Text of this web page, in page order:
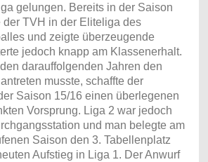
gelungen. Bereits in der Saison
der TVH in der Eliteliga des
und zeigte überzeugende
jedoch knapp am Klassenerhalt.
darauffolgenden Jahren den
musste, schaffte der
Saison 15/16 einen überlegenen
Vorsprung. Liga 2 war jedoch
und man belegte am
Saison den 3. Tabellenplatz
Aufstieg in Liga 1. Der Anwurf